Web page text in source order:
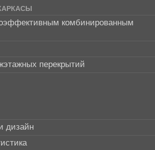
комбинированным
перекрытий
дизайн